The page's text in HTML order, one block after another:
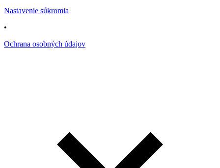
Nastavenie súkromia
•
Ochrana osobných údajov